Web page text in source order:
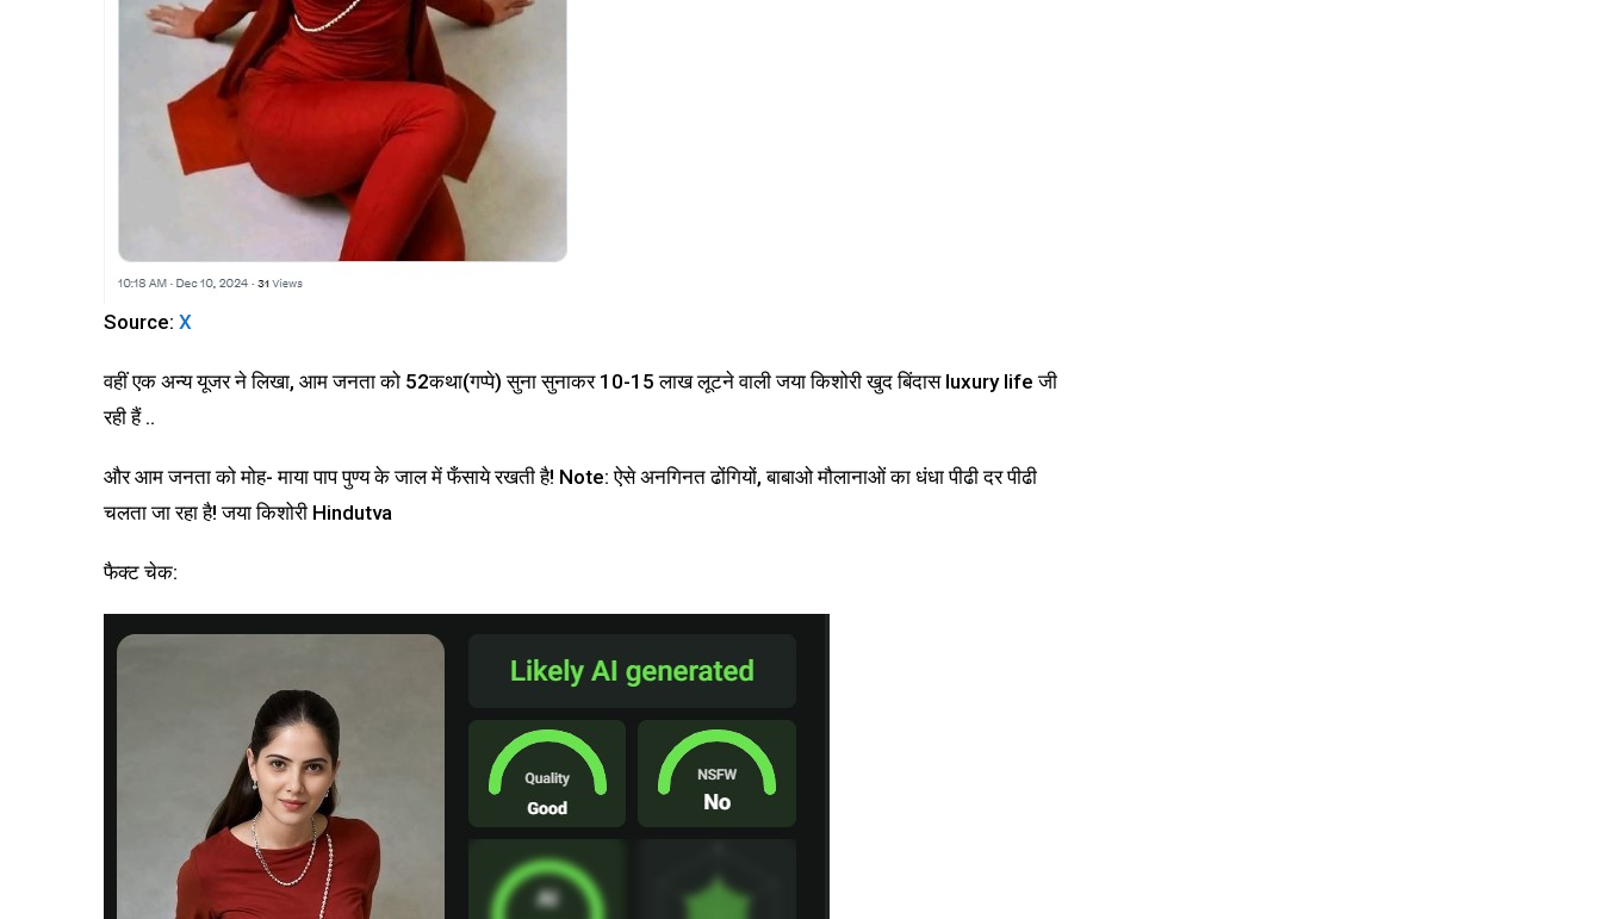
Source: X
वहीं एक अन्य यूजर ने लिखा, आम जनता को 52कथा(गप्पे) सुना सुनाकर 10-15 लाख लूटने वाली जया किशोरी खुद बिंदास luxury life जी
रही हैं ..
और आम जनता को मोह- माया पाप पुण्य के जाल में फँसाये रखती है! Note: ऐसे अनगिनत ढोंगियों, बाबाओ मौलानाओं का धंधा पीढी दर पीढी
चलता जा रहा है! जया किशोरी Hindutva
फैक्ट चेक: